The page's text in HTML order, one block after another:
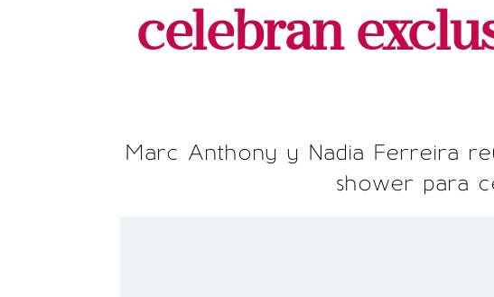
celebran
Marc Anthony y Nadia Ferreira
shower para